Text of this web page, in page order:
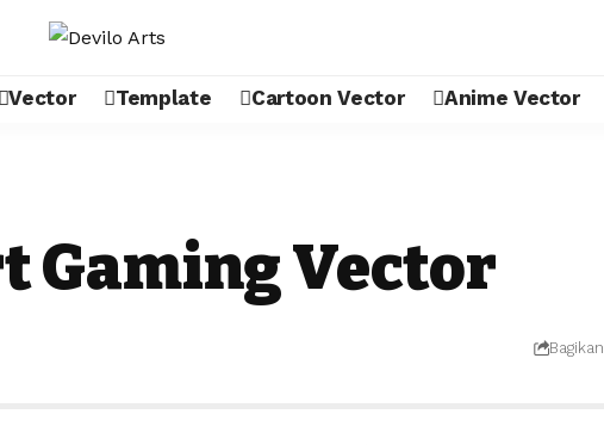
Vector Template Cartoon Vector Anime Vector
Gaming Vector
Bagikan